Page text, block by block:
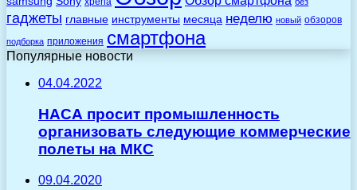
гаджеты главные инструменты месяца неделю новый обзоров
подборка приложения смартфона
Популярные новости
04.04.2022
НАСА просит промышленность
организовать следующие коммерческие
полеты на МКС
09.04.2020